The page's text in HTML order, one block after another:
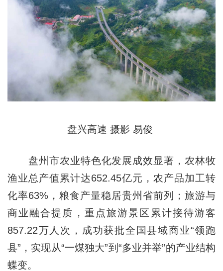
盘兴高速 摄影 易俊
盘州市农业特色化发展成效显著，农林牧
渔业总产值累计达652.45亿元，农产品加工转
化率63%，粮食产量稳居贵州省前列；旅游与
商业融合提质，重点旅游景区累计接待游客
857.22万人次，成功获批全国县域商业“领跑
县”，实现从“一煤独大”到“多业并举”的产业结构
蝶变。